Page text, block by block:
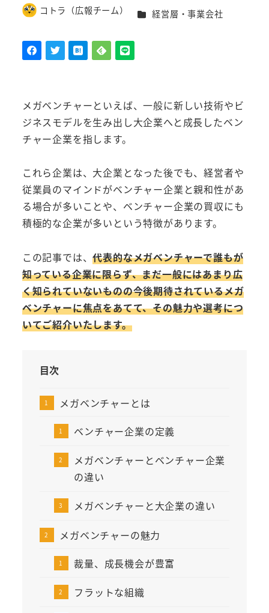
著
コトラ（広報チーム） カテゴリー
経営層・事業会社
メガベンチャーといえば、一般に新しい技術やビ
ジネスモデルを生み出し大企業へと成長したベン
チャー企業を指します。
これら企業は、大企業となった後でも、経営者や
従業員のマインドがベンチャー企業と親和性があ
る場合が多いことや、ベンチャー企業の買収にも
積極的な企業が多いという特徴があります。
この記事では、代表的なメガベンチャーで誰もが
知っている企業に限らず、まだ一般にはあまり広
く知られていないものの今後期待されているメガ
ベンチャーに焦点をあてて、その魅力や選考につ
いてご紹介いたします。
目次
メガベンチャーとは
ベンチャー企業の定義
メガベンチャーとベンチャー企業
の違い
メガベンチャーと大企業の違い
メガベンチャーの魅力
裁量、成長機会が豊富
フラットな組織